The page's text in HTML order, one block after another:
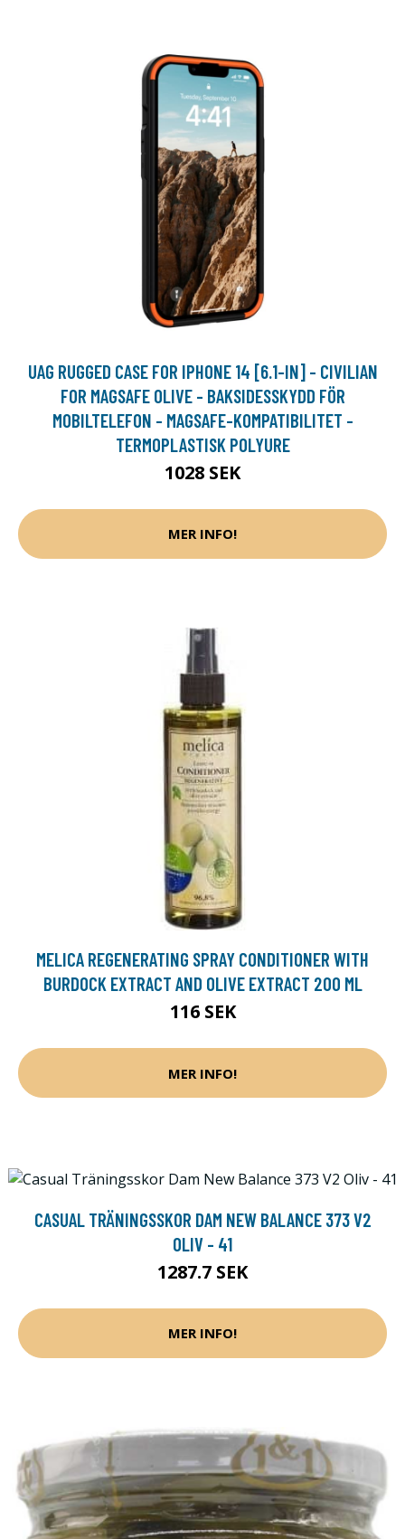
UAG RUGGED CASE FOR IPHONE 14 [6.1-IN] - CIVILIAN
FOR MAGSAFE OLIVE - BAKSIDESSKYDD FÖR
MOBILTELEFON - MAGSAFE-KOMPATIBILITET -
TERMOPLASTISK POLYURE
1028 SEK
MER INFO!
MELICA REGENERATING SPRAY CONDITIONER WITH
BURDOCK EXTRACT AND OLIVE EXTRACT 200 ML
116 SEK
MER INFO!
CASUAL TRÄNINGSSKOR DAM NEW BALANCE 373 V2
OLIV - 41
1287.7 SEK
MER INFO!